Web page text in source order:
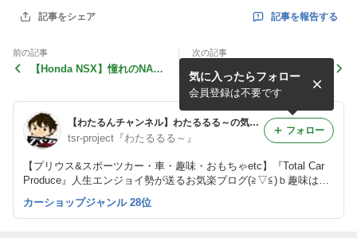
記事をシェア 記事を報告する
前の記事
【Honda NSX】憧れのNA1
次の記事
遂に！【S660#26】ゼロから
始めるエスロク生活 走行距
離10000K突破！
【わたるんチャンネル】わたるるる～の気まぐれブログ 車は1/1オモチャ♪
tsr-project『わたるるる～』
【プリウス&スポーツカー・車・趣味・おもちゃetc】『Total Car
Produce』人生エンジョイ勢が送るお気楽ブログ(≧▽≦)ｂ趣味は人
生を楽しくする！！（ジャンルに囚われないブログ展開と成りま
す。）
気に入ったらフォロー
会員登録は不要です
フォロー
カーショップジャンル 28位